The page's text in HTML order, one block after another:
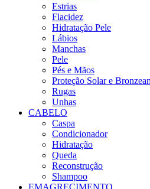
Estrias
Flacidez
Hidratação Pele
Lábios
Manchas
Pele
Pés e Mãos
Proteção Solar e
Rugas
Unhas
CABELO
Caspa
Condicionador
Hidratação
Queda
Reconstrução
Shampoo
EMAGRECIMENTO